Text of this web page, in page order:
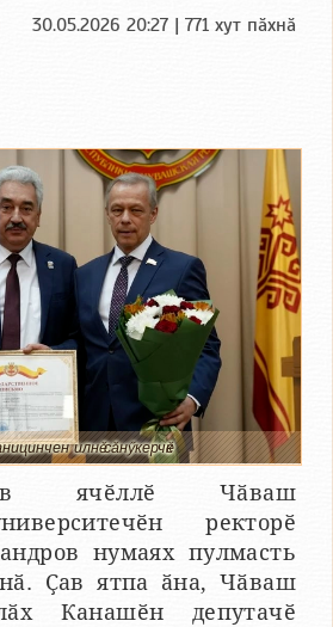
30.05.2026 20:27 | 771 хут пӑхнӑ
илнӗ сӑнӳкерчӗк
ячӗллӗ Чӑваш
ректорӗ
нумаях пулмасть
Ҫав ятпа ӑна, Чӑваш
Канашӗн депутачӗ